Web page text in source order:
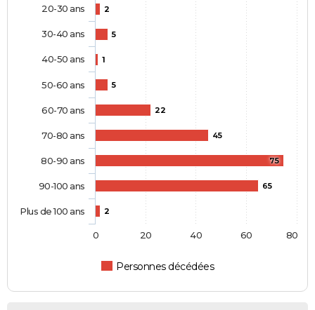
2
5
1
5
22
45
75
65
2
Personnes décédées
20-30 ans
30-40 ans
40-50 ans
50-60 ans
60-70 ans
70-80 ans
80-90 ans
90-100 ans
Plus de 100 ans
0 20 40 60 80